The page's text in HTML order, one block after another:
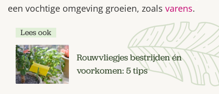
een vochtige omgeving groeien, zoals varens.
Lees ook
Rouwvliegjes bestrijden én
voorkomen: 5 tips